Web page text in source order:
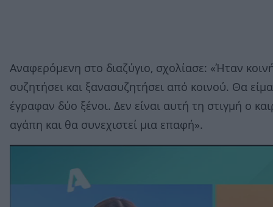
Αναφερόμενη στο διαζύγιο, σχολίασε: «Ήταν
συζητήσει και ξανασυζητήσει από κοινού. Θα
έγραφαν δύο ξένοι. Δεν είναι αυτή τη στιγμή ο
αγάπη και θα συνεχιστεί μια επαφή».